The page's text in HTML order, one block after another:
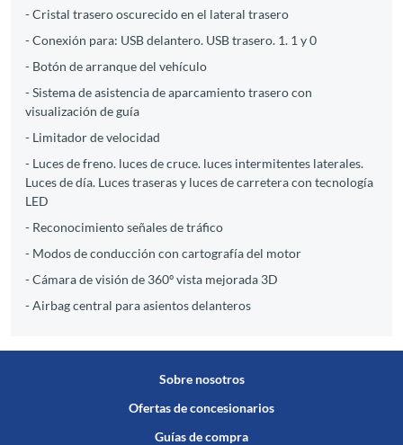
- Cristal trasero oscurecido en el lateral trasero
- Conexión para: USB delantero. USB trasero. 1. 1 y 0
- Botón de arranque del vehículo
- Sistema de asistencia de aparcamiento trasero con
visualización de guía
- Limitador de velocidad
- Luces de freno. luces de cruce. luces intermitentes laterales.
Luces de día. Luces traseras y luces de carretera con tecnología
LED
- Reconocimiento señales de tráfico
- Modos de conducción con cartografía del motor
- Cámara de visión de 360º vista mejorada 3D
- Airbag central para asientos delanteros
Sobre nosotros
Ofertas de concesionarios
Guías de compra